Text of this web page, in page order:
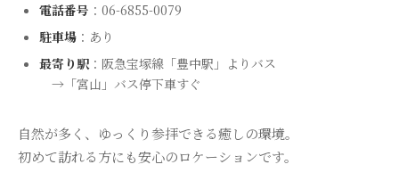
電話番号 ：06-6855-0079
駐車場 ：あり
最寄り駅：阪急宝塚線「豊中駅」よりバス
→「宮山」バス停下車すぐ
自然が多く、ゆっくり参拝できる癒しの環境。
初めて訪れる方にも安心のロケーションです。